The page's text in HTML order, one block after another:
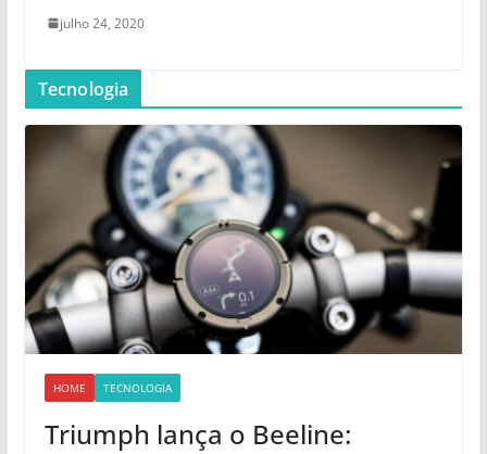
julho 24, 2020
Tecnologia
HOME TECNOLOGIA
Triumph lança o Beeline: